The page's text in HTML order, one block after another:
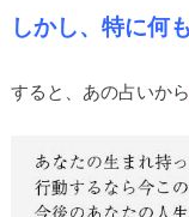
しかし、特に何
すると、あの占いから